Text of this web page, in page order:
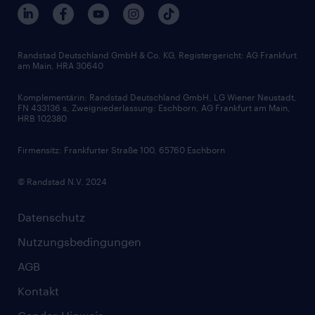
Branchen
Interne Karriere
FAQ - Bewerber / Kunden
Zertifikate und Auszeichnungen
Gehaltsthemen
Bewerbungsratgeber
Soft Skills
Skills
Datenschutz
Nutzungsbedingungen
AGB
Kontakt
Randstad Deutschland GmbH & Co. KG, Registergericht: AG Frankfurt
am Main, HRA 30640
Komplementärin: Randstad Deutschland GmbH, LG Wiener Neustadt,
FN 433136 s, Zweigniederlassung: Eschborn, AG Frankfurt am Main,
HRB 102380
Firmensitz: Frankfurter Straße 100, 65760 Eschborn
© Randstad N.V. 2024